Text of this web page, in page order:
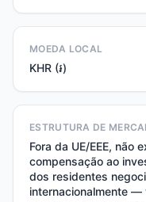
MOEDA LOCAL
KHR (៛)
ESTRUTURA DE
Fora da UE/EEE, não
compensação ao
dos residentes
internacionalmente —